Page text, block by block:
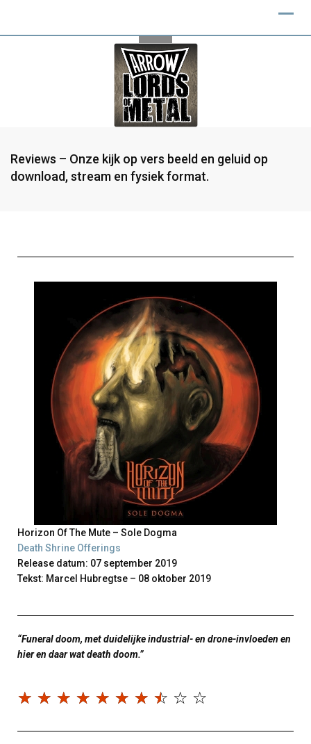
Reviews – Onze kijk op vers beeld en geluid op
download, stream en fysiek format.
Horizon Of The Mute – Sole Dogma
Death Shrine Offerings
Release datum: 07 september 2019
Tekst: Marcel Hubregtse – 08 oktober 2019
“Funeral doom, met duidelijke industrial- en drone-invloeden en
hier en daar wat death doom.”
☆ ☆ ☆ ☆ ☆ ☆ ☆ ☆ ☆ ☆